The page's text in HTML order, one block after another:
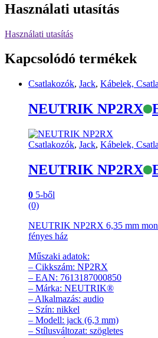
Használati utasítás
Használati utasítás
Kapcsolódó termékek
Csatlakozók, Jack, Kábelek,
NEUTRIK NP2RX
Csatlakozók, Jack, Kábelek,
NEUTRIK NP2RX
0 5-ből
(0)
NEUTRIK NP2RX 6,35 mm
fényes ház
Műszaki adatok:
– Cikkszám: NP2RX
– EAN: 7613187000850
– Márka: NEUTRIK®
– Alkalmazás: audio
– Szín: nikkel
– Modell: jack (6,3 mm)
– Stílusváltozat: szögletes